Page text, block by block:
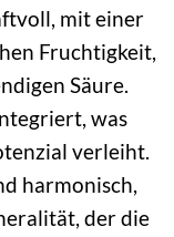
mit einer
Fruchtigkeit,
Säure.
was
verleiht.
harmonisch,
der die